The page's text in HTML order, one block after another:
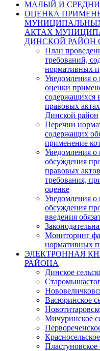
МАЛЫЙ И
ОЦЕНКА
АКТАХ
ДИНСКОЙ РАЙОН
План
требований,
нормативных
Уведомления о
оценки
содержащихся
правовых
Динской район
Перечни
содержащих
применение
Уведомления о
обсуждения
правовых
требования,
оценке
Уведомления о
обсуждения
введения
Мониторинг
нормативных
ЭЛЕКТРОННАЯ
РАЙОНА
Динское
Васюринское
Мичуринское
Пластуновское